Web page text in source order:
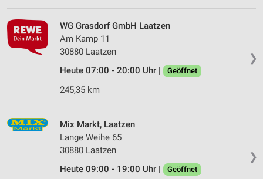
❯
WG Grasdorf GmbH Laatzen
Am Kamp 11
30880 Laatzen
Heute 07:00 - 20:00 Uhr |
Geöffnet
245,35 km
❯
Mix Markt, Laatzen
Lange Weihe 65
30880 Laatzen
Heute 09:00 - 19:00 Uhr |
Geöffnet